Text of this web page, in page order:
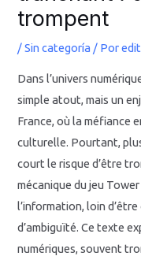
trompent
/Sin categoría / Por
Dans l’univers
simple atout, mais un
France, où la méfiance
culturelle. Pourtant,
court le risque d’être
mécanique du jeu
l’information, loin
d’ambiguïté. Ce texte
numériques, souvent